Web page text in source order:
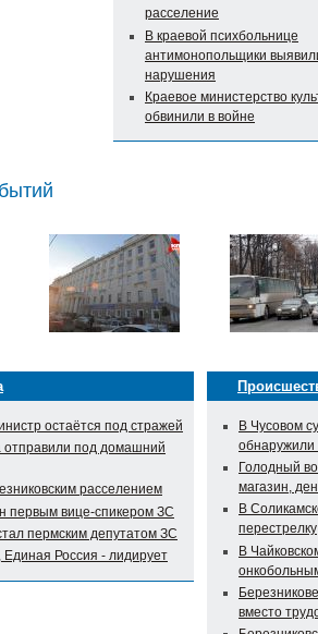
расселение
В краевой психбольнице
антимонопольщики
нарушения
Краевое министерство
обвинили в войне
остаётся под стражей
отправили под домашний
расселением
первым вице-спикером ЗС
пермским депутатом ЗС
Россия - лидирует
В Чусовом
Голодный
магазин,
В
перестрелку
В
вместо